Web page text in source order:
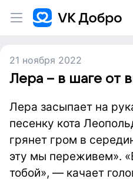
21 ноября 2022
Лера – в шаге от
Лера засыпает на
песенку кота
грянет гром в
эту мы переживем».
тобой», — качает